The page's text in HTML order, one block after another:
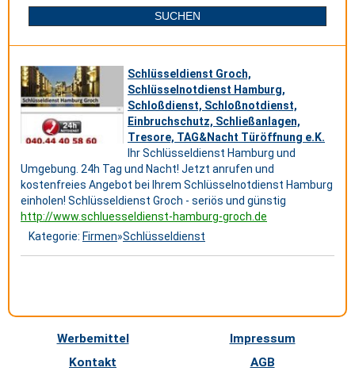
Schlüsseldienst Groch,
Schlüsselnotdienst Hamburg,
Schloßdienst, Schloßnotdienst,
Einbruchschutz, Schließanlagen,
Tresore, TAG&Nacht Türöffnung e.K.
Ihr Schlüsseldienst Hamburg und
Umgebung. 24h Tag und Nacht! Jetzt anrufen und
kostenfreies Angebot bei Ihrem Schlüsselnotdienst Hamburg
einholen! Schlüsseldienst Groch - seriös und günstig
http://www.schluesseldienst-hamburg-groch.de
Kategorie: Firmen»Schlüsseldienst
Werbemittel
Impressum
Kontakt
AGB